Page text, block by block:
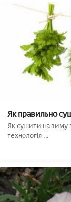
Як правильно
Як сушити на зиму
технологія ...